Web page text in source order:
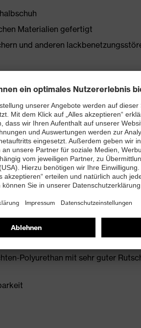
Materialien gefertigt
und anderen
mit Feuchtigkeitstransportsystem
kleiner 100 Megaohm
vor Umknicken
Polyurethan mit sehr guter